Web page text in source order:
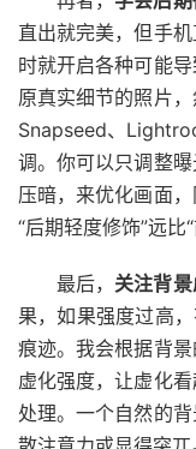
直出就完美，但手
时就开启各种可能
原真实细节的照片
Snapseed、
调。你可以只调整
压暗，来优化画面
“后期轻度修饰”远比
最后， 关注背
果，如果强度过高
痕迹。我会根据背
虚化强度，让虚化
处理。一个自然的